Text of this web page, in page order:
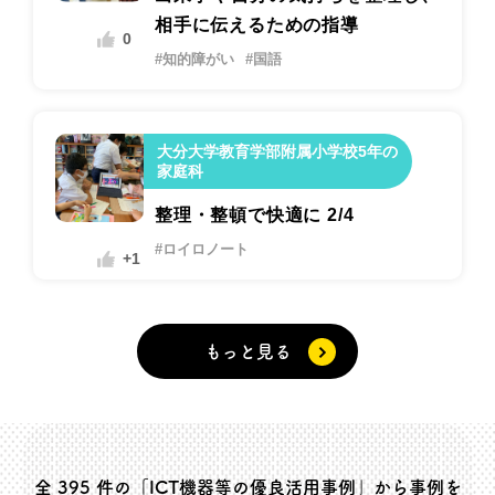
0
相手に伝えるための指導
#知的障がい #国語
大分大学教育学部附属小学校5年の
家庭科
+1
整理・整頓で快適に 2/4
#ロイロノート
もっと見る
全395件の「ICT機器等の優良活用事例」から事例を